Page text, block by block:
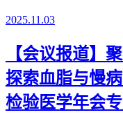
2025.11.03
【会议报道】
探索血脂与慢
检验医学年会